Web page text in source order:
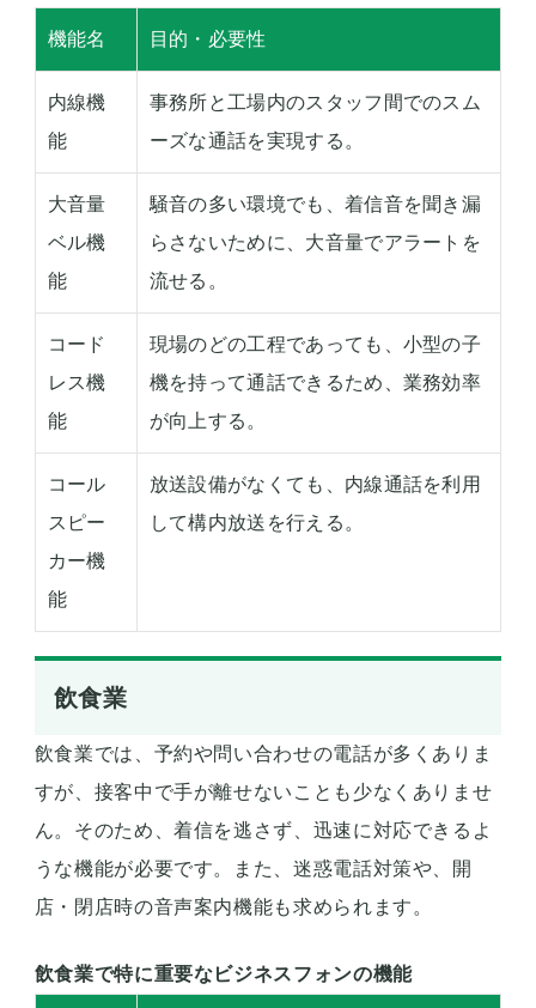
機能名 目的・必要性
内線機
能
事務所と工場内のスタッフ間でのスム
ーズな通話を実現する。
大音量
ベル機
能
騒音の多い環境でも、着信音を聞き漏
らさないために、大音量でアラートを
流せる。
コード
レス機
能
現場のどの工程であっても、小型の子
機を持って通話できるため、業務効率
が向上する。
コール
スピー
カー機
能
放送設備がなくても、内線通話を利用
して構内放送を行える。
飲食業
飲食業では、予約や問い合わせの電話が多くありま
すが、接客中で手が離せないことも少なくありませ
ん。そのため、着信を逃さず、迅速に対応できるよ
うな機能が必要です。また、迷惑電話対策や、開
店・閉店時の音声案内機能も求められます。
飲食業で特に重要なビジネスフォンの機能